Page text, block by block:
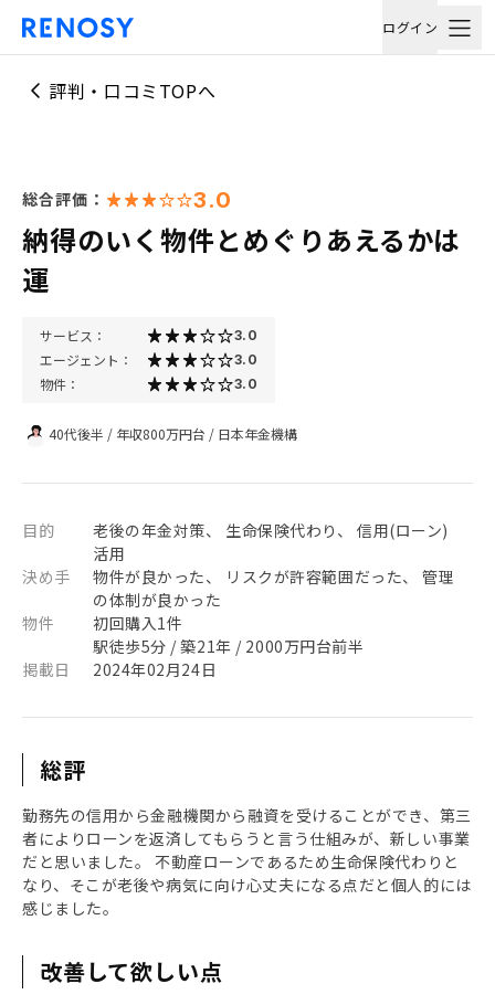
ログイン
評判・口コミTOPへ
総合評価： 3.0
納得のいく物件とめぐりあえるかは
運
サービス： 3.0
エージェント： 3.0
物件： 3.0
40代後半 / 年収800万円台 / 日本年金機構
目的
老後の年金対策、 生命保険代わり、 信用(ローン)
活用
決め手
物件が良かった、 リスクが許容範囲だった、 管理
の体制が良かった
物件
初回購入1件
駅徒歩5分 / 築21年 / 2000万円台前半
掲載日
2024年02月24日
総評
勤務先の信用から金融機関から融資を受けることができ、第三
者によりローンを返済してもらうと言う仕組みが、新しい事業
だと思いました。 不動産ローンであるため生命保険代わりと
なり、そこが老後や病気に向け心丈夫になる点だと個人的には
感じました。
改善して欲しい点